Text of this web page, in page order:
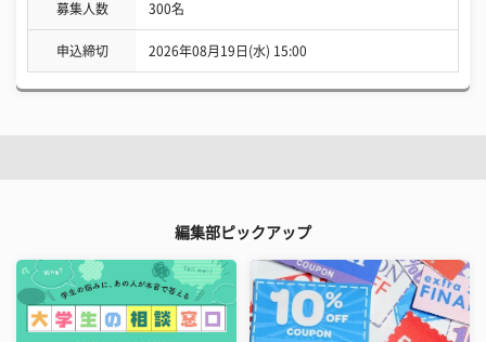
募集人数 300名
申込締切 2026年08月19日(水) 15:00
編集部ピックアップ